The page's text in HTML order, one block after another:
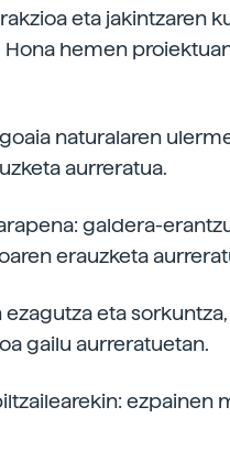
eta jakintzaren
hemen
naturalaren
aurreratua.
galdera-
erauzketa
eta
gailu aurreratuetan.
ezpainen